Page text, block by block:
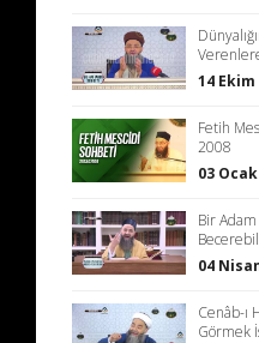
14 Ekim
Fetih
2008
03
Bir Adam
04
Cenâb-ı
Görmek